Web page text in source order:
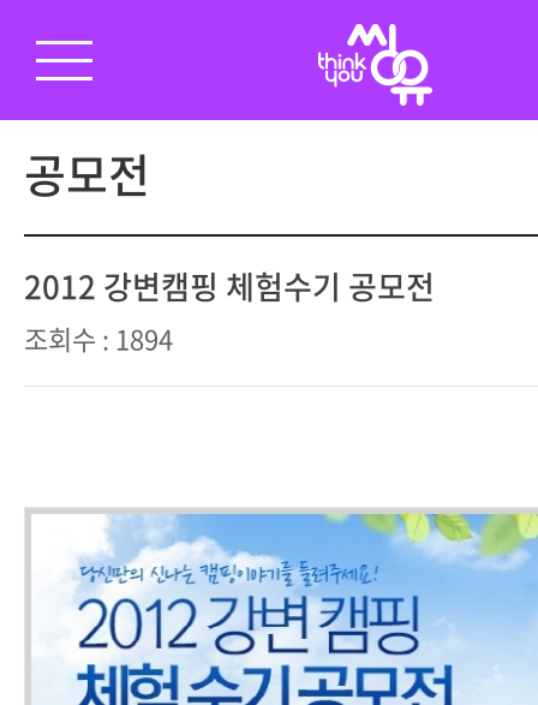
공모전
2012 강변캠핑 체험수기 공모전
조회수 : 1894